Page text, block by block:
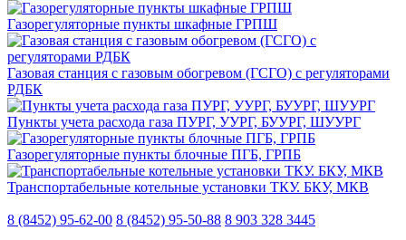
Газорегуляторные пункты шкафные ГРПШ
Газовая станция с газовым обогревом (ГСГО) с регуляторами
РДБК
Пункты учета расхода газа ПУРГ, УУРГ, БУУРГ, ШУУРГ
Газорегуляторные пункты блочные ПГБ, ГРПБ
Транспортабельные котельные установки ТКУ. БКУ, МКВ
8 (8452) 95-62-00 8 (8452) 95-50-88 8 903 328 3445